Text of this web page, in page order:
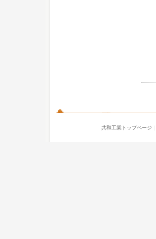
共和工業トップページ